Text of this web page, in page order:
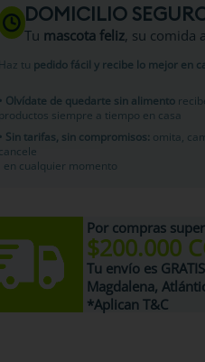
DOMICILIO
Tu mascota feliz, su comida
Haz tu pedido fácil y recibe lo mejor en
• Olvídate de quedarte sin alimento
productos siempre a tiempo en casa
• Sin tarifas, sin compromisos: omita,
cancele
en cualquier momento
Por compras
$200.000
Tu envío es GRATIS
Magdalena,
*Aplican T&C